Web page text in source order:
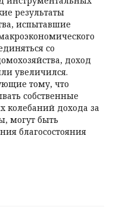
результаты
испытавшие
со
доход
увеличился.
тому, что
собственные
колебаний дохода за
могут быть
благосостояния